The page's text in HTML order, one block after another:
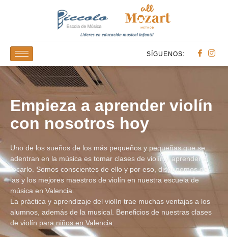
SÍGUENOS:
Empieza a aprender violín
con nosotros hoy
Uno de los sueños de los más pequeños y pequeñas que se
adentran en la música es tomar clases de violín y aprender a
tocarlo. Somos conscientes de ello y por eso, disponemos de
las y los mejores maestros de violín en nuestra escuela de
música en Valencia.
La práctica y aprendizaje del violín trae muchas ventajas a los
alumnos, además de la musical. Beneficios de nuestras clases
de violín para niños en Valencia: